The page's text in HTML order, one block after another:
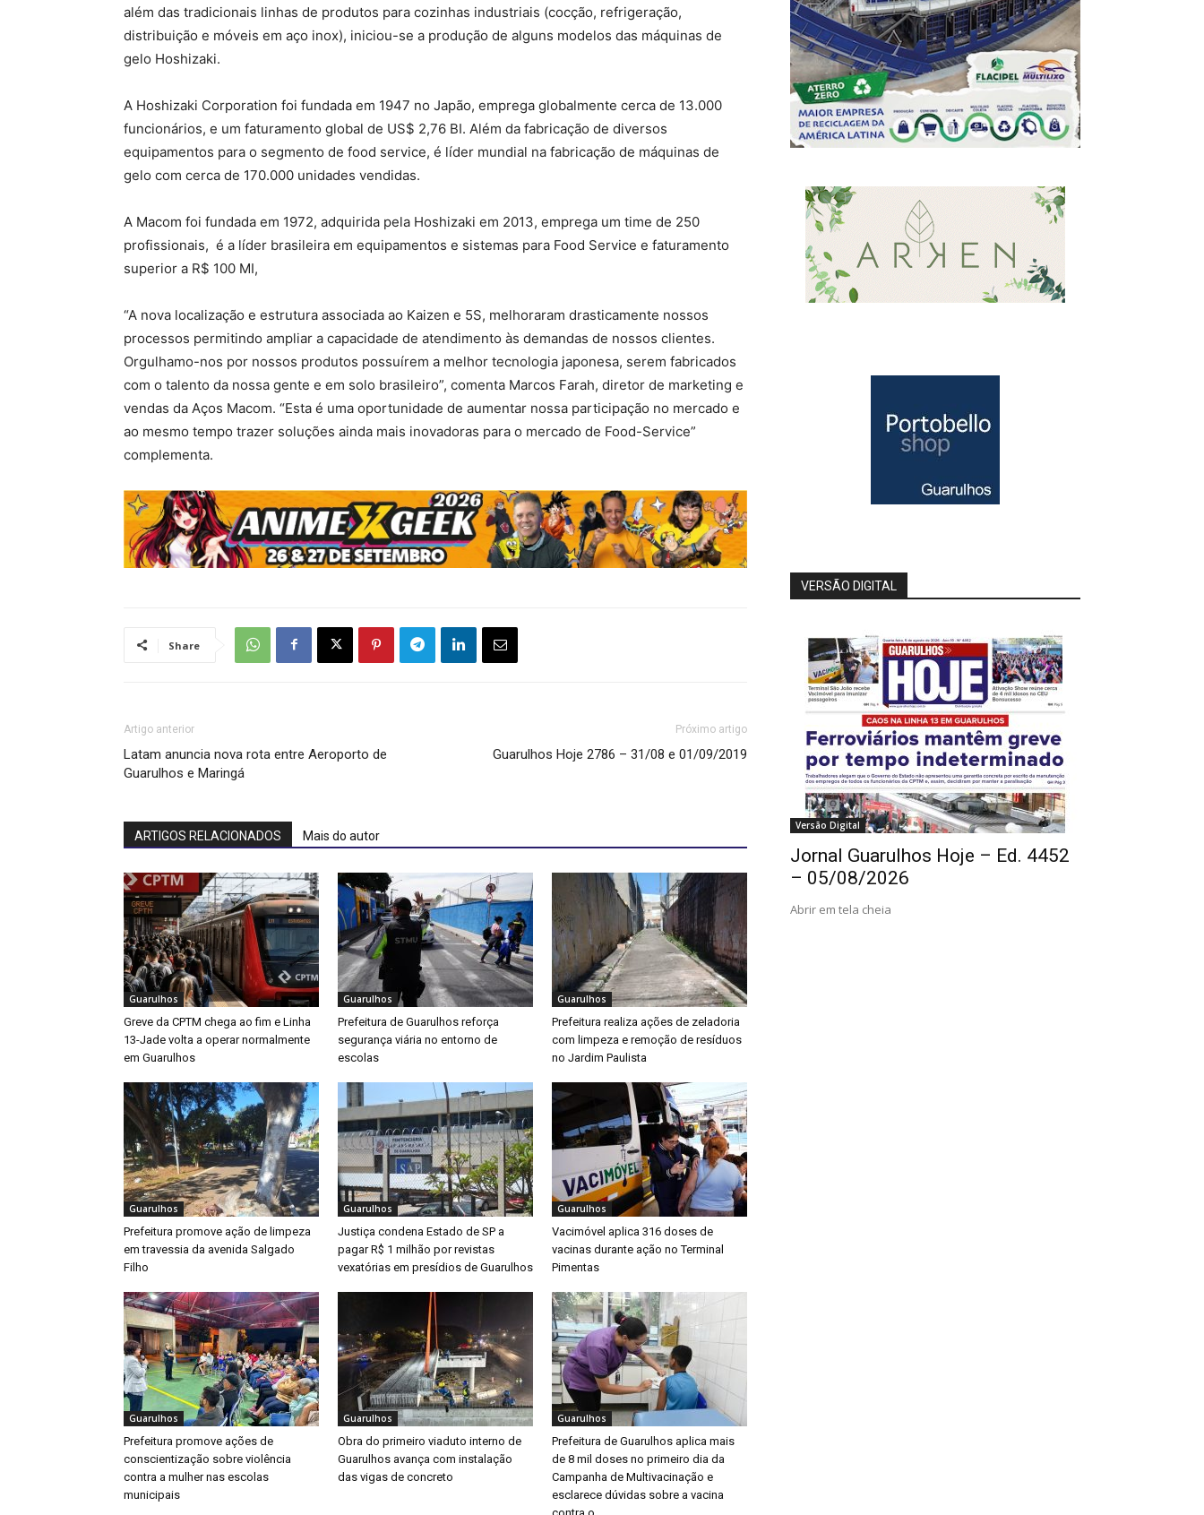
além das tradicionais linhas de produtos para cozinhas industriais (cocção, refrigeração,
distribuição e móveis em aço inox), iniciou-se a produção de alguns modelos das máquinas de
gelo Hoshizaki.
A Hoshizaki Corporation foi fundada em 1947 no Japão, emprega globalmente cerca de 13.000
funcionários, e um faturamento global de US$ 2,76 BI. Além da fabricação de diversos
equipamentos para o segmento de food service, é líder mundial na fabricação de máquinas de
gelo com cerca de 170.000 unidades vendidas.
A Macom foi fundada em 1972, adquirida pela Hoshizaki em 2013, emprega um time de 250
profissionais, é a líder brasileira em equipamentos e sistemas para Food Service e faturamento
superior a R$ 100 MI,
“A nova localização e estrutura associada ao Kaizen e 5S, melhoraram drasticamente nossos
processos permitindo ampliar a capacidade de atendimento às demandas de nossos clientes.
Orgulhamo-nos por nossos produtos possuírem a melhor tecnologia japonesa, serem fabricados
com o talento da nossa gente e em solo brasileiro”, comenta Marcos Farah, diretor de marketing e
vendas da Aços Macom. “Esta é uma oportunidade de aumentar nossa participação no mercado e
ao mesmo tempo trazer soluções ainda mais inovadoras para o mercado de Food-Service”
complementa.
Share
Artigo anterior
Latam anuncia nova rota entre Aeroporto de
Guarulhos e Maringá
Próximo artigo
Guarulhos Hoje 2786 – 31/08 e 01/09/2019
ARTIGOS RELACIONADOS Mais do autor
Guarulhos
Greve da CPTM chega ao fim e Linha
13-Jade volta a operar normalmente
em Guarulhos
Guarulhos
Prefeitura de Guarulhos reforça
segurança viária no entorno de
escolas
Guarulhos
Prefeitura realiza ações de zeladoria
com limpeza e remoção de resíduos
no Jardim Paulista
Guarulhos
Prefeitura promove ação de limpeza
em travessia da avenida Salgado
Filho
Guarulhos
Justiça condena Estado de SP a
pagar R$ 1 milhão por revistas
vexatórias em presídios de Guarulhos
Guarulhos
Vacimóvel aplica 316 doses de
vacinas durante ação no Terminal
Pimentas
Guarulhos
Prefeitura promove ações de
conscientização sobre violência
contra a mulher nas escolas
municipais
Guarulhos
Obra do primeiro viaduto interno de
Guarulhos avança com instalação
das vigas de concreto
Guarulhos
Prefeitura de Guarulhos aplica mais
de 8 mil doses no primeiro dia da
Campanha de Multivacinação e
esclarece dúvidas sobre a vacina
VERSÃO DIGITAL
Versão Digital
Jornal Guarulhos Hoje – Ed. 4452
– 05/08/2026
Abrir em tela cheia